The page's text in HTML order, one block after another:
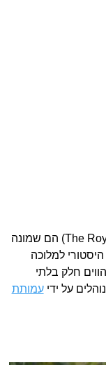
"הפארקים המלכותיים" (באנגלית: The Royal Parks) הם שמונה
למלוכה
חלק בלתי
על ידיעמותת